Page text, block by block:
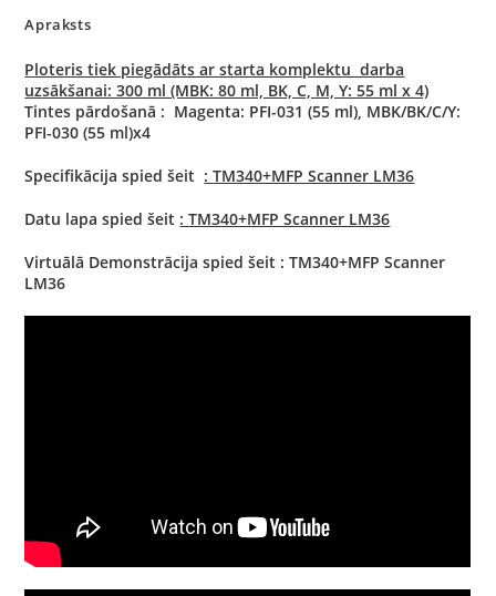
Apraksts
Ploteris tiek piegādāts ar starta komplektu darba
uzsākšanai: 300 ml (MBK: 80 ml, BK, C, M, Y: 55 ml x 4)
Tintes pārdošanā : Magenta: PFI-031 (55 ml), MBK/BK/C/Y:
PFI-030 (55 ml)x4
Specifikācija spied šeit :TM340+MFP Scanner LM36
Datu lapa spied šeit :TM340+MFP Scanner LM36
Virtuālā Demonstrācija spied šeit :TM340+MFP Scanner
LM36